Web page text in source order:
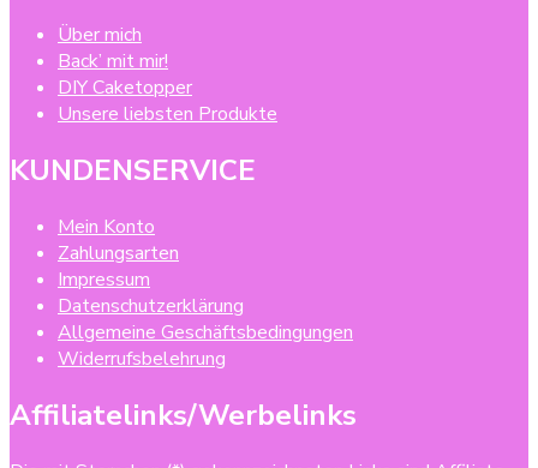
Über mich
Back’ mit mir!
DIY Caketopper
Unsere liebsten Produkte
KUNDENSERVICE
Mein Konto
Zahlungsarten
Impressum
Datenschutzerklärung
Allgemeine Geschäftsbedingungen
Widerrufsbelehrung
Affiliatelinks/Werbelinks